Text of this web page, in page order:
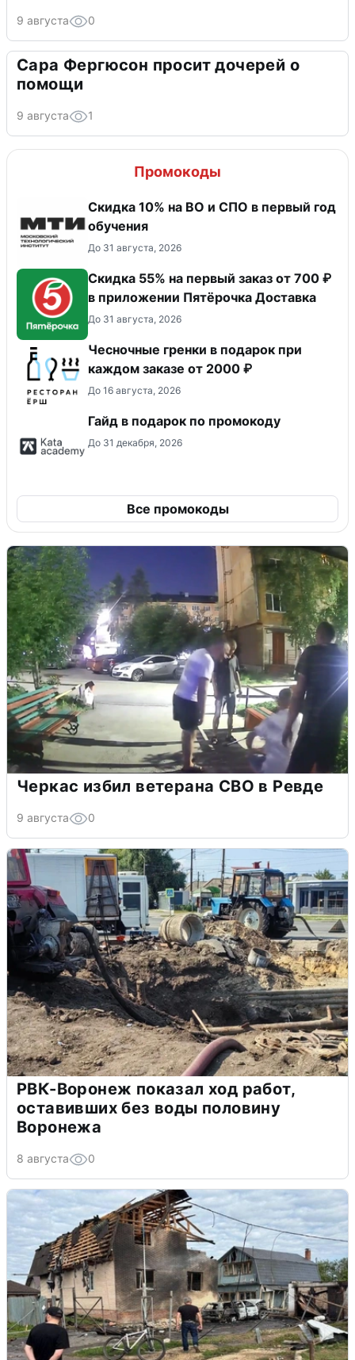
9 августа 0
Сара Фергюсон просит дочерей о
помощи
9 августа 1
Промокоды
Скидка 10% на ВО и СПО в первый год
обучения
До 31 августа, 2026
Скидка 55% на первый заказ от 700 ₽
в приложении Пятёрочка Доставка
До 31 августа, 2026
Чесночные гренки в подарок при
каждом заказе от 2000 ₽
До 16 августа, 2026
Гайд в подарок по промокоду
До 31 декабря, 2026
Все промокоды
Черкас избил ветерана СВО в Ревде
9 августа 0
РВК-Воронеж показал ход работ,
оставивших без воды половину
Воронежа
8 августа 0